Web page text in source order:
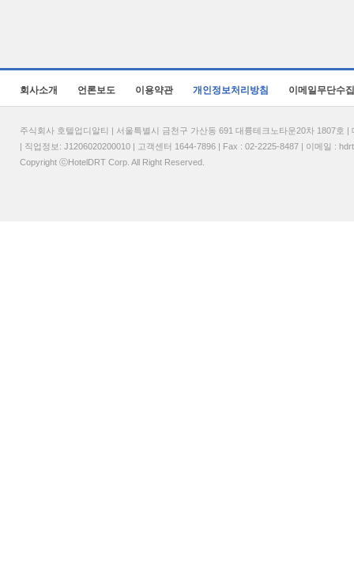
회사소개 언론보도 이용약관 개인정보처리방침 이메일무단수
주식회사 호텔업디알티 | 서울특별시 금천구 가산동 691 대륭테크노타운20차 1807
| 직업정보: J1206020200010 | 고객센터 1644-7896 | Fax : 02-2225-8487 | 이메일 :
Copyright ⓒHotelDRT Corp. All Right Reserved.